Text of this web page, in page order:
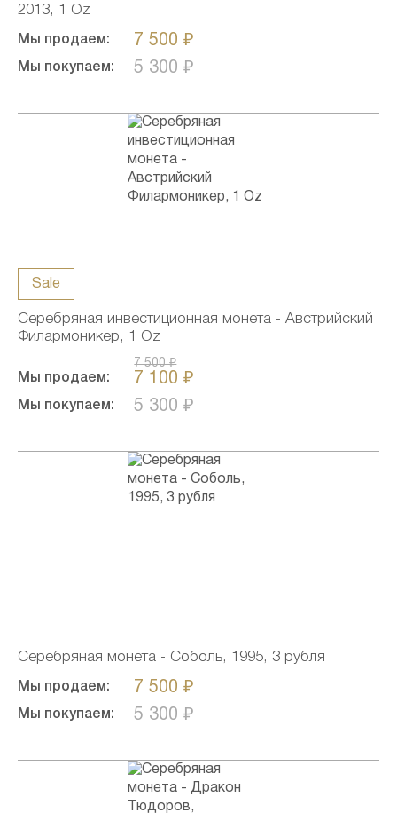
2013, 1 Oz
Мы продаем: 7 500 ₽
Мы покупаем: 5 300 ₽
Sale
Серебряная инвестиционная монета - Австрийский
Филармоникер, 1 Oz
Мы продаем:
7 500 ₽
7 100 ₽
Мы покупаем: 5 300 ₽
Серебряная монета - Соболь, 1995, 3 рубля
Мы продаем: 7 500 ₽
Мы покупаем: 5 300 ₽